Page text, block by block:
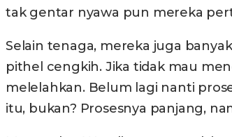
tak gentar nyawa pun mereka
Selain tenaga, mereka juga
pithel cengkih. Jika tidak mau
melelahkan. Belum lagi nanti
itu, bukan? Prosesnya panjang,